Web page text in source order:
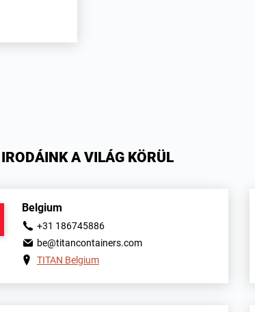
IRODÁINK A VILÁG KÖRÜL
Belgium
+31 186745886
be@titancontainers.com
TITAN Belgium